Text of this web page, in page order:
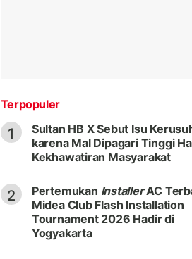
Terpopuler
1
Sultan HB X Sebut Isu
karena Mal Dipagari Tinggi
Kekhawatiran Masyarakat
2 Pertemukan InstallerAC
Midea Club Flash Installation
Tournament 2026 Hadir di
Yogyakarta